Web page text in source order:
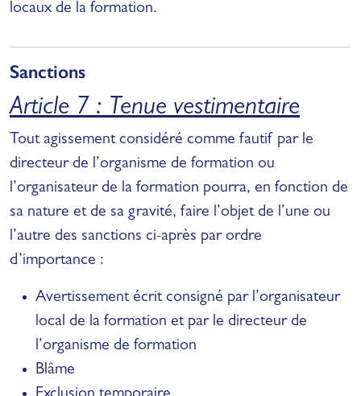
locaux de la formation.
Sanctions
Article 7 : Tenue vestimentaire
Tout agissement considéré comme fautif par le
directeur de l’organisme de formation ou
l’organisateur de la formation pourra, en fonction de
sa nature et de sa gravité, faire l’objet de l’une ou
l’autre des sanctions ci-après par ordre
d’importance :
Avertissement écrit consigné par l’organisateur
local de la formation et par le directeur de
l’organisme de formation
Blâme